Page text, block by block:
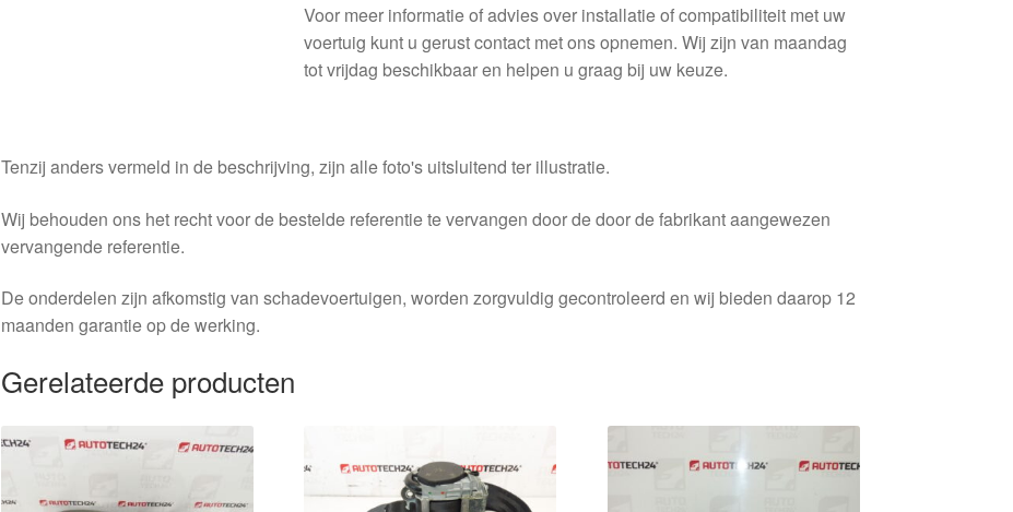
Voor meer informatie of advies over installatie of compatibiliteit met uw
voertuig kunt u gerust contact met ons opnemen. Wij zijn van maandag
tot vrijdag beschikbaar en helpen u graag bij uw keuze.
Tenzij anders vermeld in de beschrijving, zijn alle foto's uitsluitend ter illustratie.
Wij behouden ons het recht voor de bestelde referentie te vervangen door de door de fabrikant aangewezen
vervangende referentie.
De onderdelen zijn afkomstig van schadevoertuigen, worden zorgvuldig gecontroleerd en wij bieden daarop 12
maanden garantie op de werking.
Gerelateerde producten